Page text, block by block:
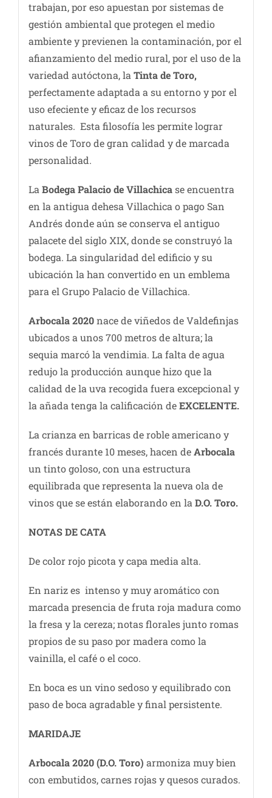
trabajan, por eso apuestan por sistemas de
gestión ambiental que protegen el medio
ambiente y previenen la contaminación, por el
afianzamiento del medio rural, por el uso de la
variedad autóctona, laTinta de Toro,
perfectamente adaptada a su entorno y por el
uso efeciente y eficaz de los recursos
naturales. Esta filosofía les permite lograr
vinos de Toro de gran calidad y de marcada
personalidad.
LaBodega Palacio de Villachicase encuentra
en la antigua dehesa Villachica o pago San
Andrés donde aún se conserva el antiguo
palacete del siglo XIX, donde se construyó la
bodega. La singularidad del edificio y su
ubicación la han convertido en un emblema
para el Grupo Palacio de Villachica.
Arbocala 2020nace de viñedos de Valdefinjas
ubicados a unos 700 metros de altura; la
sequia marcó la vendimia. La falta de agua
redujo la producción aunque hizo que la
calidad de la uva recogida fuera excepcional y
la añada tenga la calificación deEXCELENTE.
La crianza en barricas de roble americano y
francés durante 10 meses, hacen deArbocala
un tinto goloso, con una estructura
equilibrada que representa la nueva ola de
vinos que se están elaborando en laD.O. Toro.
NOTAS DE CATA
De color rojo picota y capa media alta.
En nariz es intenso y muy aromático con
marcada presencia de fruta roja madura como
la fresa y la cereza; notas florales junto romas
propios de su paso por madera como la
vainilla, el café o el coco.
En boca es un vino sedoso y equilibrado con
paso de boca agradable y final persistente.
MARIDAJE
Arbocala 2020 (D.O. Toro) armoniza muy bien
con embutidos, carnes rojas y quesos curados.